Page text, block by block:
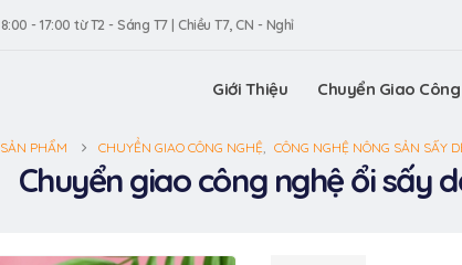
8:00 - 17:00 từ T2 - Sáng T7 | Chiều T7, CN - Nghỉ
Giới Thiệu Chuyển Giao
SẢN PHẨM CHUYỂN GIAO CÔNG NGHỆ, CÔNG NGHỆ NÔNG SẢN SẤY
Chuyển giao công nghệ ổi sấy